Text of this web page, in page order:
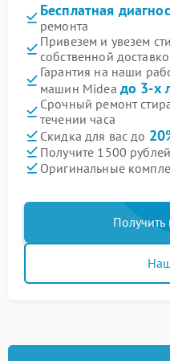
Бесплатная
ремонта
Привезем и увезем
собственной
Гарантия на наши
машин Midea до 3-х
Срочный ремонт
течении часа
Скидка для вас до
Получите 1500
Оригинальные
Получить